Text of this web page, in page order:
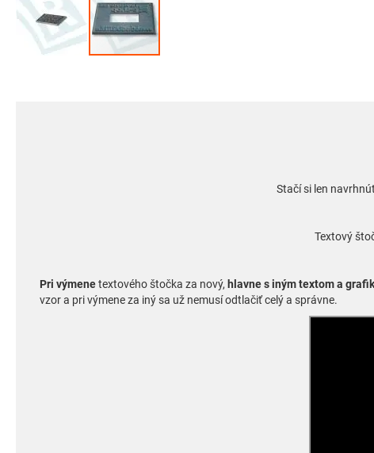
Stačí si len
Textový
Pri výmenetextového štočka za nový, hlavne s iným textom a
vzor a pri výmene za iný sa už nemusí odtlačiť celý a správne.